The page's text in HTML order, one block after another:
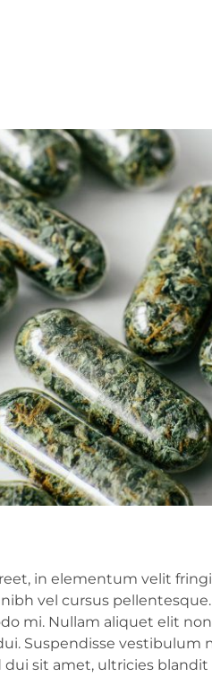
in elementum velit
vel cursus
mi. Nullam aliquet elit
Suspendisse vestibulum
dui sit amet, ultricies